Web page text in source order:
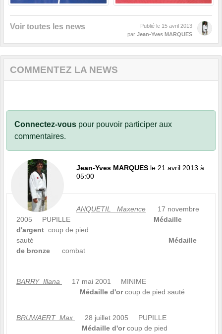
Voir toutes les news Publié le 15 avril 2013
par Jean-Yves MARQUES
COMMENTEZ LA NEWS
Connectez-vous pour pouvoir participer aux
commentaires.
Jean-Yves MARQUES le 21 avril 2013 à
05:00
ANQUETIL Maxence
17 novembre
2005 PUPILLE Médaille
d'argent coup de pied
sauté Médaille
de bronze combat
BARRY Illana
17 mai 2001 MINIME
Médaille d'orcoup de pied sauté
BRUWAERT Max
28 juillet 2005 PUPILLE
Médaille d'orcoup de pied